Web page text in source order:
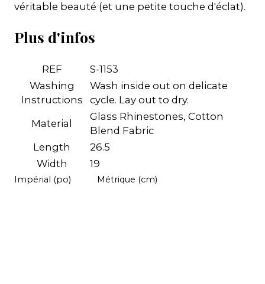
véritable beauté (et une petite touche d'éclat).
Plus d'infos
REF
S-1153
Washing
Instructions
Wash inside out on delicate
cycle. Lay out to dry.
Material
Glass Rhinestones, Cotton
Blend Fabric
Length
26.5
Width
19
Impérial (po) Métrique (cm)